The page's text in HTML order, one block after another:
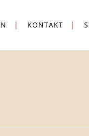
KONTAKT